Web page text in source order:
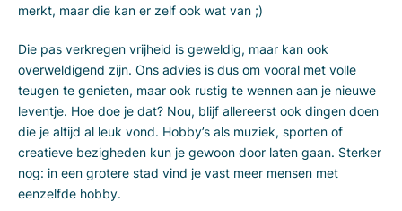
merkt, maar die kan er zelf ook wat van ;)
Die pas verkregen vrijheid is geweldig, maar kan ook
overweldigend zijn. Ons advies is dus om vooral met volle
teugen te genieten, maar ook rustig te wennen aan je nieuwe
leventje. Hoe doe je dat? Nou, blijf allereerst ook dingen doen
die je altijd al leuk vond. Hobby’s als muziek, sporten of
creatieve bezigheden kun je gewoon door laten gaan. Sterker
nog: in een grotere stad vind je vast meer mensen met
eenzelfde hobby.